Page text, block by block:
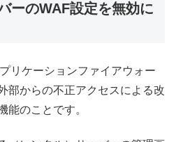
ーのWAF設定を無効に
リケーションファイアウォー
部からの不正アクセスによる改
能のことです。